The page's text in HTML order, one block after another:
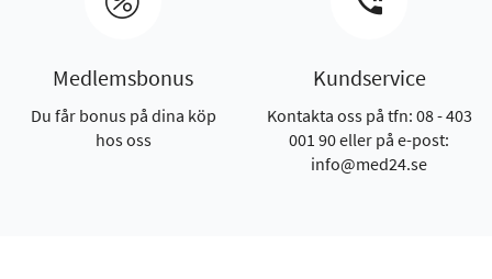
Medlemsbonus
Du får bonus på dina köp
hos oss
Kundservice
Kontakta oss på tfn: 08 - 403
001 90 eller på e-post:
info@med24.se